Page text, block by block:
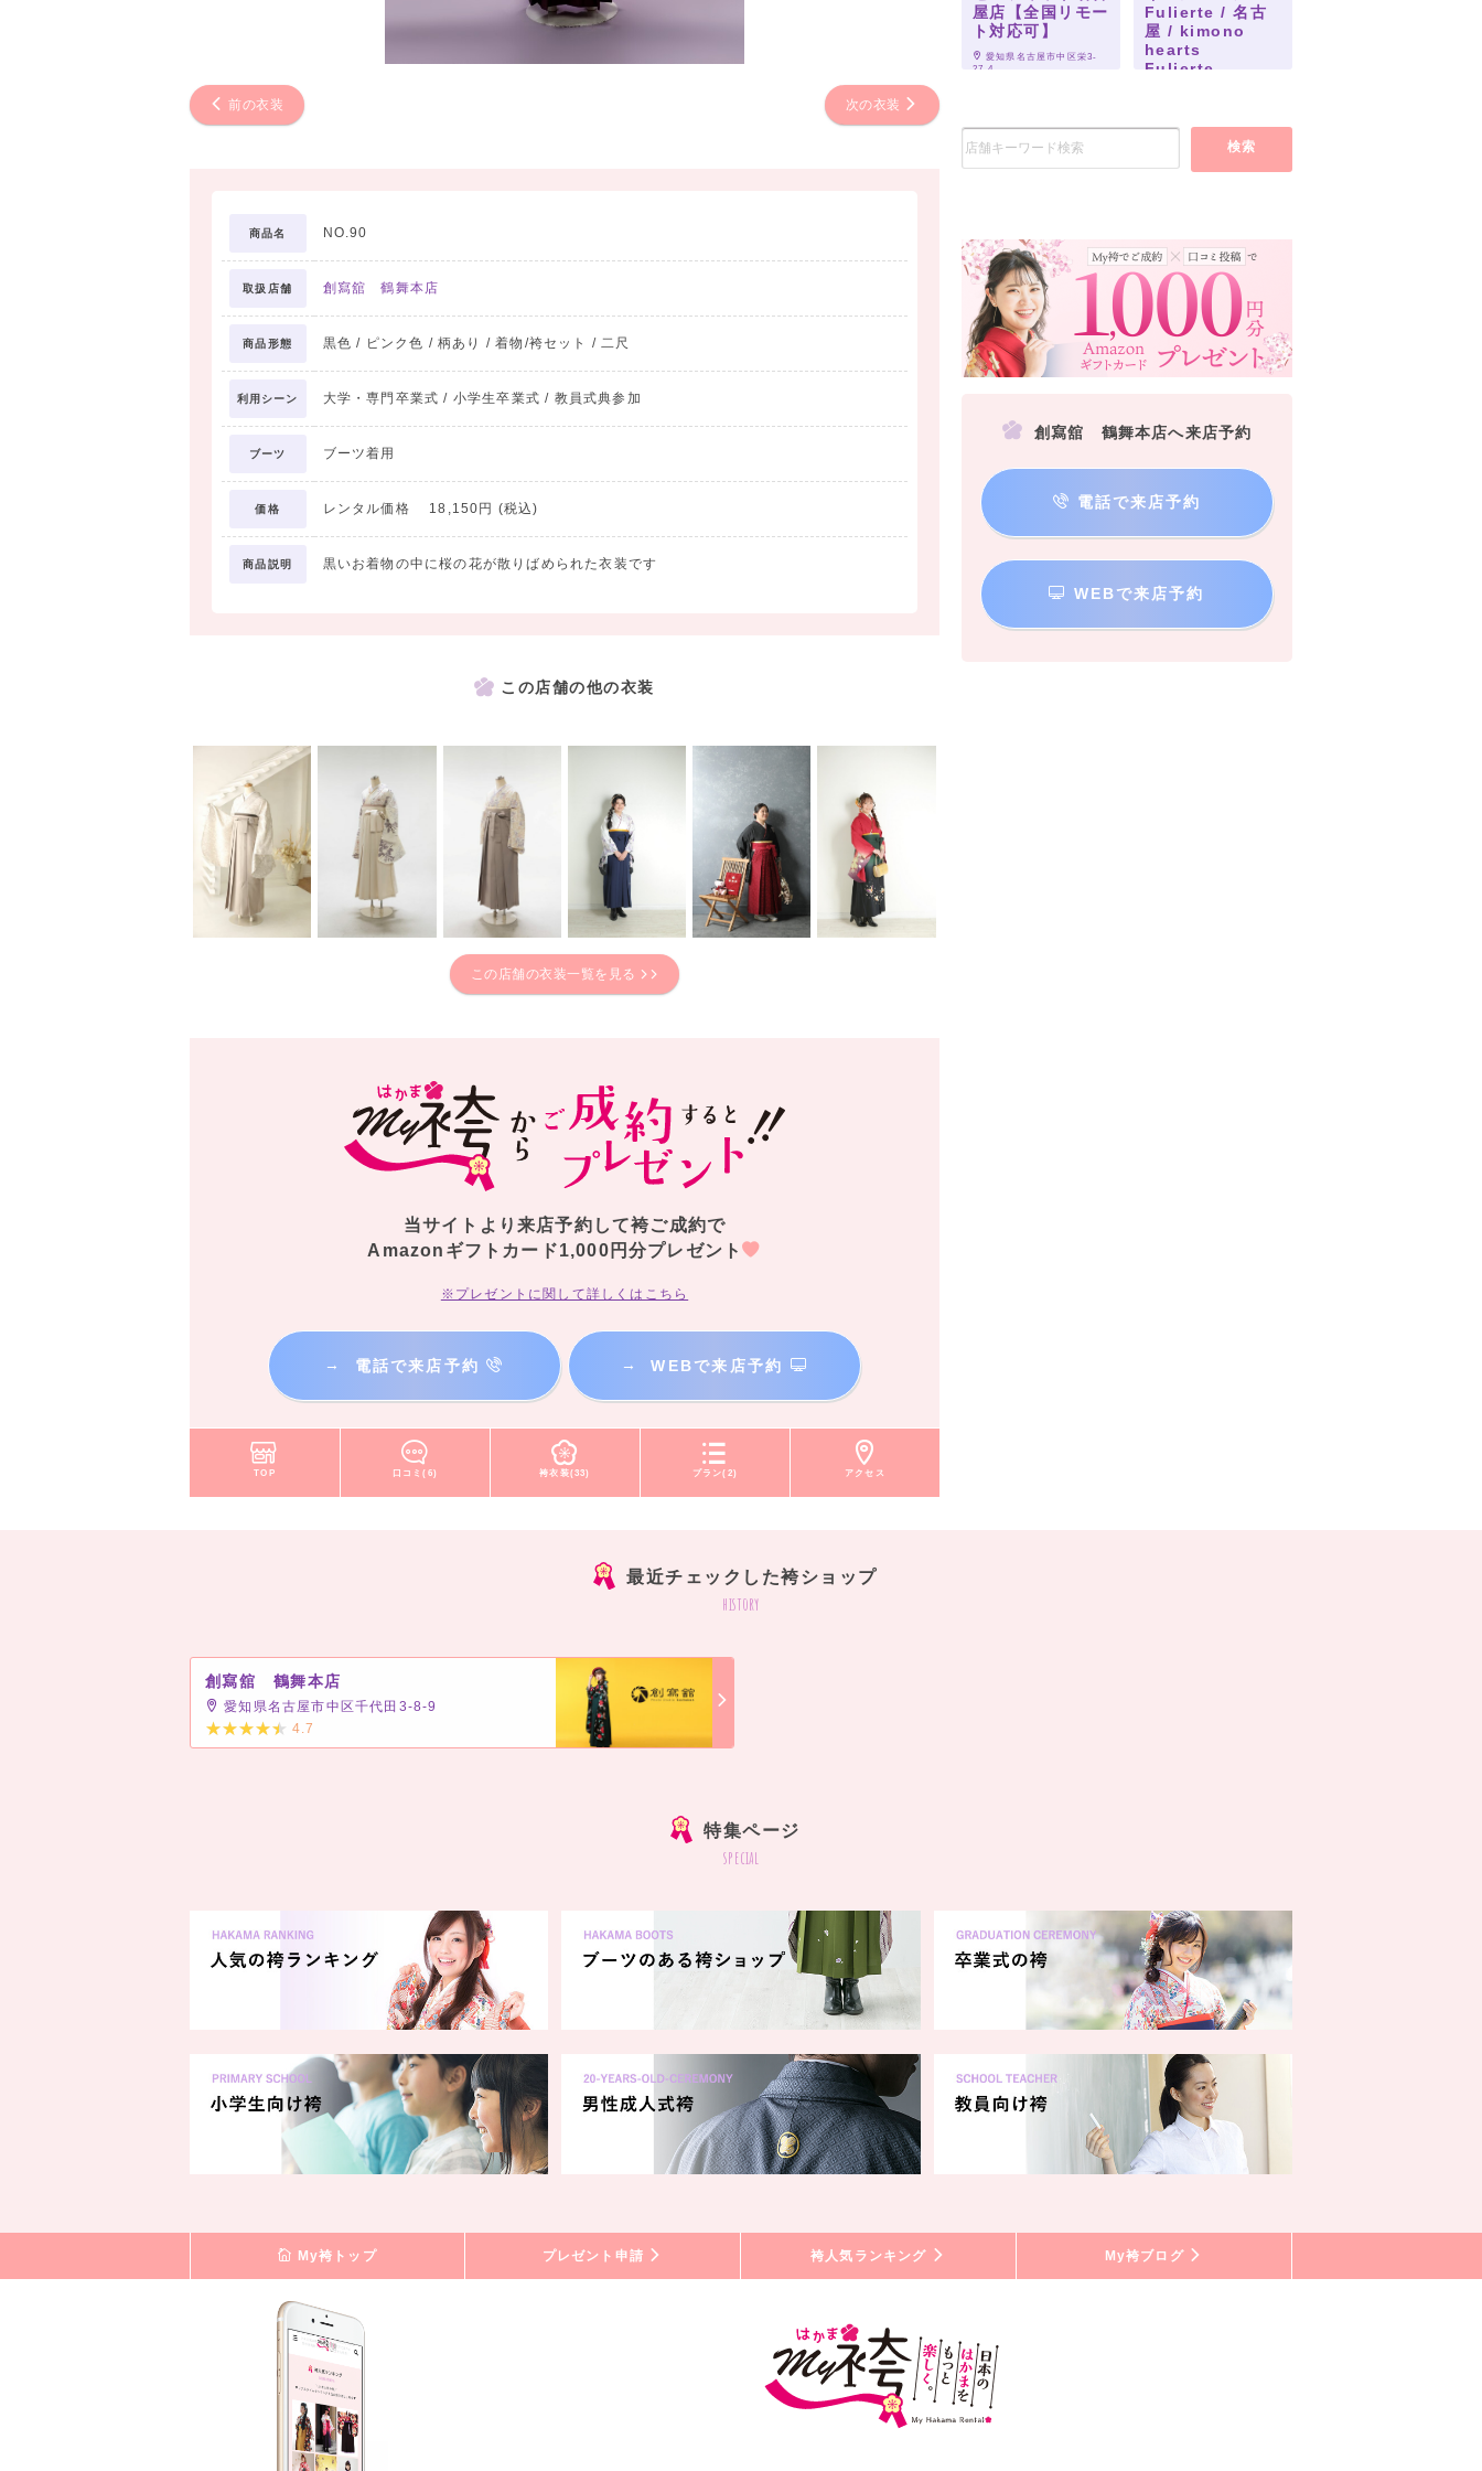
前の衣装 次の衣装
商品名 NO.90
取扱店舗 創寫舘 鶴舞本店
商品形態 黒色 / ピンク色 / 柄あり / 着物/袴セット / 二尺
利用シーン 大学・専門卒業式 / 小学生卒業式 / 教員式典参加
ブーツ ブーツ着用
価格 レンタル価格 18,150円 (税込)
商品説明 黒いお着物の中に桜の花が散りばめられた衣装です
この店舗の他の衣装
この店舗の衣装一覧を見る
当サイトより来店予約して袴ご成約で
Amazonギフトカード1,000円分プレゼント
※プレゼントに関して詳しくはこちら
→ 電話で来店予約 → WEBで来店予約
TOP 口コミ(6) 袴衣装(33) プラン(2) アクセス
屋店【全国リモー
ト対応可】
愛知県名古屋市中区栄3-
27-4
Fulierte / 名古
屋 / kimono
hearts
Fulierte-
目２７−１
検索
創寫舘 鶴舞本店へ来店予約
電話で来店予約
WEBで来店予約
最近チェックした袴ショップ
history
創寫舘 鶴舞本店
愛知県名古屋市中区千代田3-8-9
4.7
特集ページ
special
My袴トップ プレゼント申請 袴人気ランキング My袴ブログ